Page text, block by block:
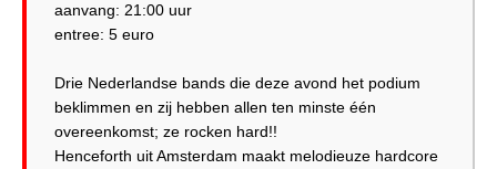
aanvang: 21:00 uur
entree: 5 euro
Drie Nederlandse bands die deze avond het podium
beklimmen en zij hebben allen ten minste één
overeenkomst; ze rocken hard!!
Henceforth uit Amsterdam maakt melodieuze hardcore